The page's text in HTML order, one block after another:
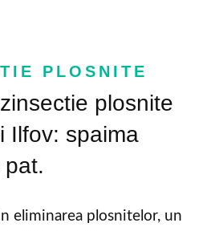
PLOSNITE
plosnite
Ilfov: spaima
eliminarea plosnitelor, un